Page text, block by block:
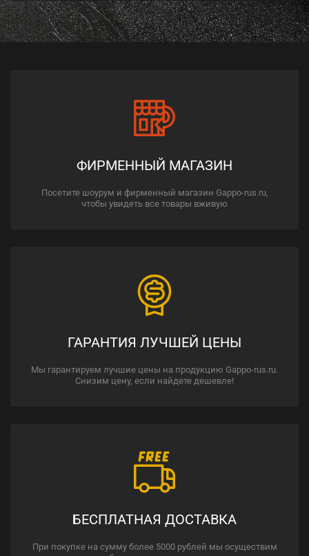
ФИРМЕННЫЙ МАГАЗИН
Посетите шоурум и фирменный магазин Gappo-rus.ru,
чтобы увидеть все товары вживую
ГАРАНТИЯ ЛУЧШЕЙ ЦЕНЫ
Мы гарантируем лучшие цены на продукцию Gappo-rus.ru.
Снизим цену, если найдете дешевле!
БЕСПЛАТНАЯ ДОСТАВКА
При покупке на сумму более 5000 рублей мы осуществим